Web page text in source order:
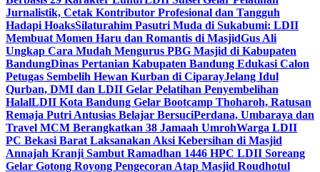
Jurnalistik, Cetak Kontributor Profesional dan Tangguh
Hadapi HoaksSilaturahim Pasutri Muda di Sukabumi: LDII
Membuat Momen Haru dan Romantis di MasjidGus Ali
Ungkap Cara Mudah Mengurus PBG Masjid di Kabupaten
BandungDinas Pertanian Kabupaten Bandung Edukasi Calon
Petugas Sembelih Hewan Kurban di CiparayJelang Idul
Qurban, DMI dan LDII Gelar Pelatihan Penyembelihan
HalalLDII Kota Bandung Gelar Bootcamp Thoharoh, Ratusan
Remaja Putri Antusias Belajar BersuciPerdana, Umbaraya dan
Travel MCM Berangkatkan 38 Jamaah UmrohWarga LDII
PC Bekasi Barat Laksanakan Aksi Kebersihan di Masjid
Annajah Kranji Sambut Ramadhan 1446 HPC LDII Soreang
Gelar Gotong Royong Pengecoran Atap Masjid Roudhotul